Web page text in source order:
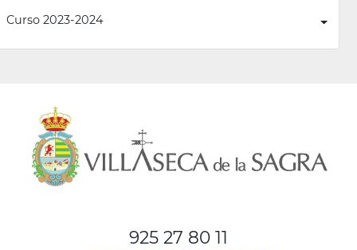
Curso 2023-2024
925 27 80 11